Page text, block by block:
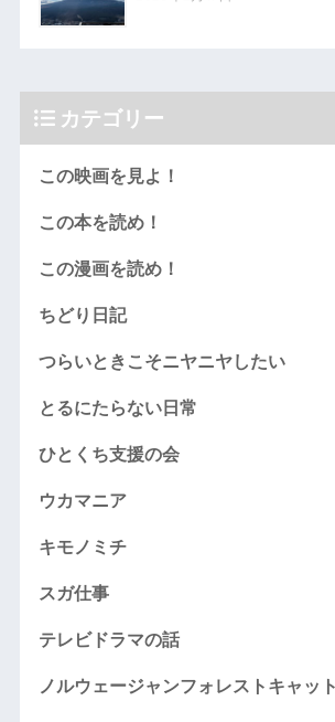
カテゴリー
この映画を見よ！
この本を読め！
この漫画を読め！
ちどり日記
つらいときこそニヤニヤしたい
とるにたらない日常
ひとくち支援の会
ウカマニア
キモノミチ
スガ仕事
テレビドラマの話
ノルウェージャンフォレストキャッ